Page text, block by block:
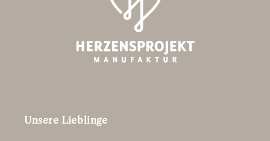
Unsere Lieblinge